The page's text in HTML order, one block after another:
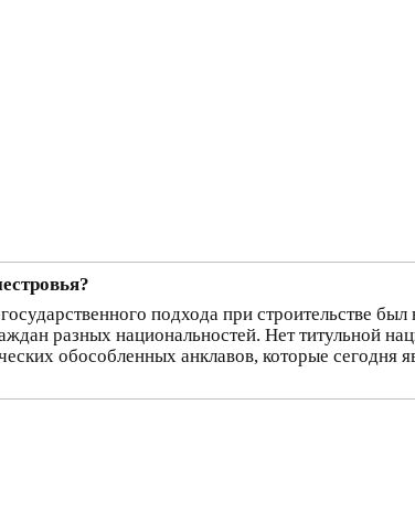
подхода при строительстве был
разных национальностей. Нет титульной
обособленных анклавов, которые сегодня